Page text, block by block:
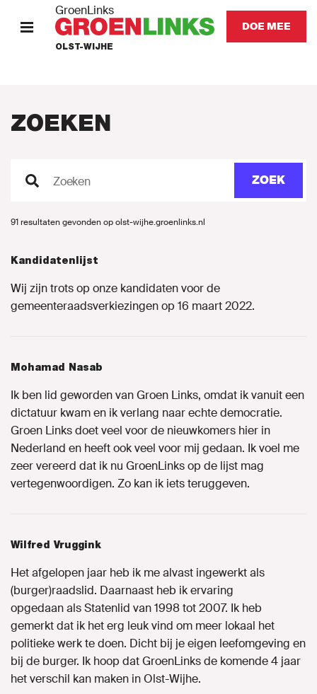
GroenLinks
OLST-WIJHE
DOE MEE
ZOEKEN
Zoeken ZOEK
91 resultaten gevonden op olst-wijhe.groenlinks.nl
Kandidatenlijst
Wij zijn trots op onze kandidaten voor de
gemeenteraadsverkiezingen op 16 maart 2022.
Mohamad Nasab
Ik ben lid geworden van Groen Links, omdat ik vanuit een
dictatuur kwam en ik verlang naar echte democratie.
Groen Links doet veel voor de nieuwkomers hier in
Nederland en heeft ook veel voor mij gedaan. Ik voel me
zeer vereerd dat ik nu GroenLinks op de lijst mag
vertegenwoordigen. Zo kan ik iets teruggeven.
Wilfred Vruggink
Het afgelopen jaar heb ik me alvast ingewerkt als
(burger)raadslid. Daarnaast heb ik ervaring
opgedaan als Statenlid van 1998 tot 2007. Ik heb
gemerkt dat ik het erg leuk vind om meer lokaal het
politieke werk te doen. Dicht bij je eigen leefomgeving en
bij de burger. Ik hoop dat GroenLinks de komende 4 jaar
het verschil kan maken in Olst-Wijhe.
STANDPUNTEN
Vacatures
Kennis delen
Onze afdeling
Contact
MIJN GROENLINKS